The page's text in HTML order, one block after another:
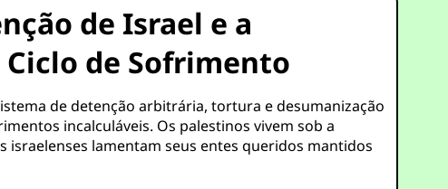
de Israel e a
de Sofrimento
de detenção arbitrária, tortura e desumanização
incalculáveis. Os palestinos vivem sob a
lamentam seus entes queridos mantidos